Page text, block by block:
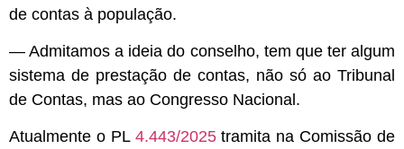
de contas à população.
— Admitamos a ideia do conselho, tem que ter algum
sistema de prestação de contas, não só ao Tribunal
de Contas, mas ao Congresso Nacional.
Atualmente o PL 4.443/2025tramita na Comissão de